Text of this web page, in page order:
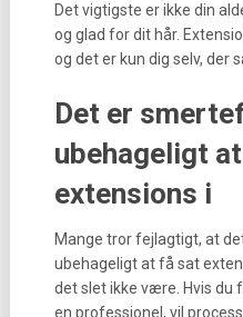
Det vigtigste er ikke din
og glad for dit hår.
og det er kun dig selv, der
Det er
ubehageligt
extensions i
Mange tror fejlagtigt, at
ubehageligt at få sat
det slet ikke være. Hvis du
en professionel, vil